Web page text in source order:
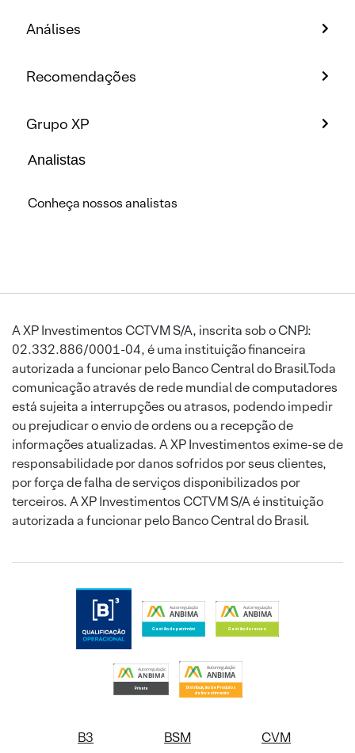
Análises
Recomendações
Grupo XP
Analistas
Conheça nossos analistas
A XP Investimentos CCTVM S/A, inscrita sob o CNPJ:
02.332.886/0001-04, é uma instituição financeira
autorizada a funcionar pelo Banco Central do Brasil.Toda
comunicação através de rede mundial de computadores
está sujeita a interrupções ou atrasos, podendo impedir
ou prejudicar o envio de ordens ou a recepção de
informações atualizadas. A XP Investimentos exime-se de
responsabilidade por danos sofridos por seus clientes,
por força de falha de serviços disponibilizados por
terceiros. A XP Investimentos CCTVM S/A é instituição
autorizada a funcionar pelo Banco Central do Brasil.
B3 BSM CVM